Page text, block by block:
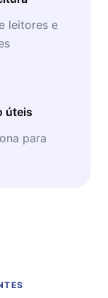
leitores e
úteis
para